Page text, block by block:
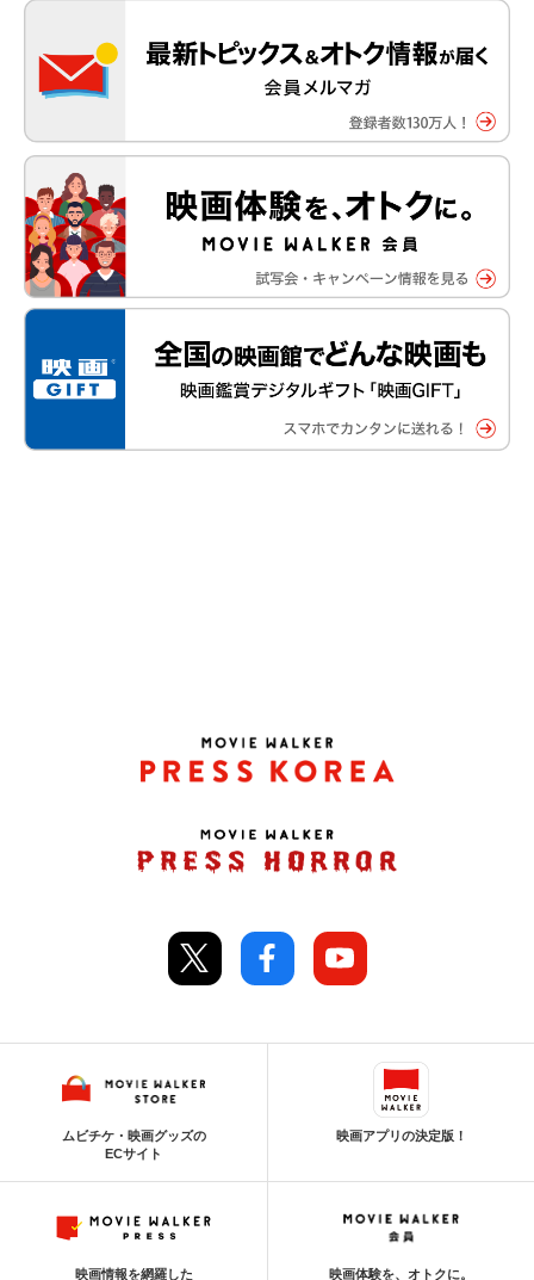
ムビチケ・映画グッズの
ECサイト
映画アプリの決定版！
映画情報を網羅した 映画体験を、オトクに。